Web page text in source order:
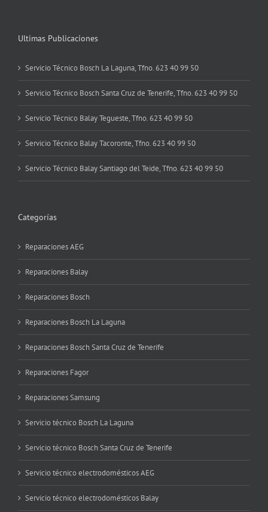
Ultimas Publicaciones
Servicio Técnico Bosch La Laguna, Tfno. 623 40 99 50
Servicio Técnico Bosch Santa Cruz de Tenerife, Tfno. 623 40 99 50
Servicio Técnico Balay Tegueste, Tfno. 623 40 99 50
Servicio Técnico Balay Tacoronte, Tfno. 623 40 99 50
Servicio Técnico Balay Santiago del Teide, Tfno. 623 40 99 50
Categorías
Reparaciones AEG
Reparaciones Balay
Reparaciones Bosch
Reparaciones Bosch La Laguna
Reparaciones Bosch Santa Cruz de Tenerife
Reparaciones Fagor
Reparaciones Samsung
Servicio técnico Bosch La Laguna
Servicio técnico Bosch Santa Cruz de Tenerife
Servicio técnico electrodomésticos AEG
Servicio técnico electrodomésticos Balay